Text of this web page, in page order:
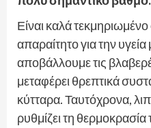
Είναι καλά τεκμηριωμένο
απαραίτητο για την
αποβάλλουμε τις
μεταφέρει θρεπτικά
κύτταρα. Ταυτόχρονα,
ρυθμίζει τη